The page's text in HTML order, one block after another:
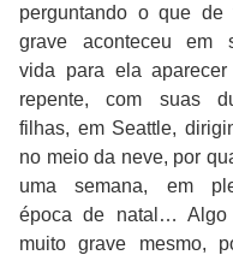
perguntando o que de
grave aconteceu em
vida para ela
repente, com suas
filhas, em Seattle,
no meio da neve, por
uma semana, em
época de natal… Algo
muito grave mesmo,